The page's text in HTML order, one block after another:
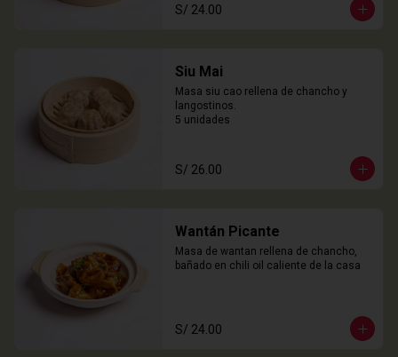
S/ 24.00
Siu Mai
Masa siu cao rellena de chancho y
langostinos.
5 unidades
S/ 26.00
Wantán Picante
Masa de wantan rellena de chancho,
bañado en chili oil caliente de la casa
S/ 24.00